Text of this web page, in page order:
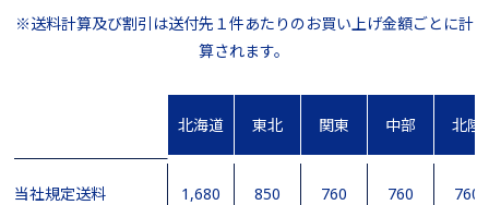
※送料計算及び割引は送付先１件あたりのお買い上げ金額ごとに計
算されます。
北海道 東北 関東 中部 北陸
当社規定送料 1,680 850 760 760 760